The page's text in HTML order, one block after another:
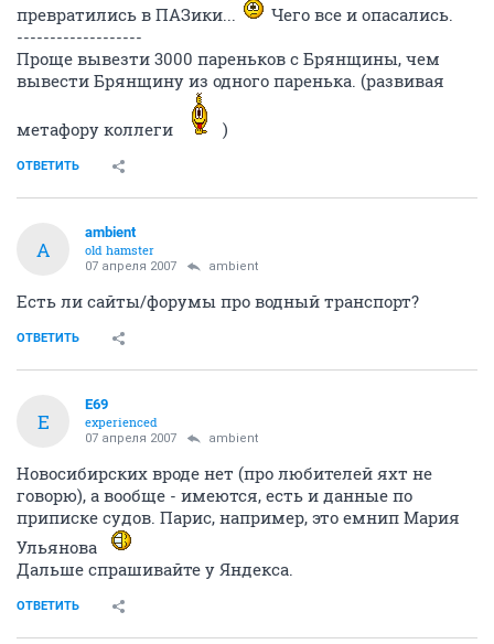
превратились в ПАЗики...
Чего все и опасались.
-------------------
Проще вывезти 3000 пареньков с Брянщины, чем
вывести Брянщину из одного паренька. (развивая
метафору коллеги )
ОТВЕТИТЬ
A
ambient
old hamster
07 апреля 2007 ambient
Есть ли сайты/форумы про водный транспорт?
ОТВЕТИТЬ
E
E69
experienced
07 апреля 2007 ambient
Новосибирских вроде нет (про любителей яхт не
говорю), а вообще - имеются, есть и данные по
приписке судов. Парис, например, это емнип Мария
Ульянова
Дальше спрашивайте у Яндекса.
ОТВЕТИТЬ